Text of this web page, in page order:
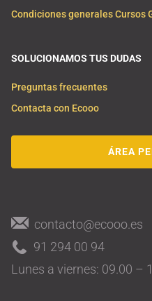
Condiciones generales Cursos
SOLUCIONAMOS TUS DUDAS
Preguntas frecuentes
Contacta con Ecooo
ÁREA
contacto@ecooo.es
91 294 00 94
Lunes a viernes: 09.00 –